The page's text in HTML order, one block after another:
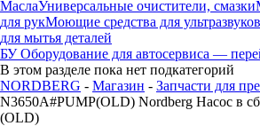
МаслаУниверсальные очистители, смазки
для рукМоющие средства для
для мытья деталей
БУ Оборудование для автосервиса —
В этом разделе пока нет подкатегорий
NORDBERG - Магазин - Запчасти для
N3650A#PUMP(OLD) Nordberg Насос в
(OLD)